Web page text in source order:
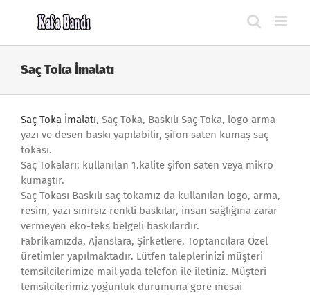
Saç Toka İmalatı
Saç Toka İmalatı, Saç Toka, Baskılı Saç Toka, logo arma
yazı ve desen baskı yapılabilir, şifon saten kumaş saç
tokası.
Saç Tokaları; kullanılan 1.kalite şifon saten veya mikro
kumaştır.
Saç Tokası Baskılı saç tokamız da kullanılan logo, arma,
resim, yazı sınırsız renkli baskılar, insan sağlığına zarar
vermeyen eko-teks belgeli baskılardır.
Fabrikamızda, Ajanslara, Şirketlere, Toptancılara Özel
üretimler yapılmaktadır. Lütfen taleplerinizi müşteri
temsilcilerimize mail yada telefon ile iletiniz. Müşteri
temsilcilerimiz yoğunluk durumuna göre mesai